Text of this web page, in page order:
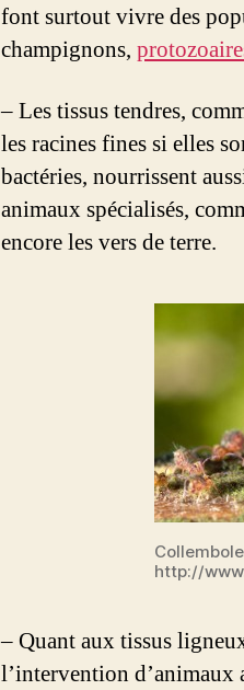
font surtout vivre des
champignons,
– Les tissus tendres,
les racines fines si elles
bactéries, nourrissent
animaux spécialisés,
encore les vers de terre.
http://
– Quant aux tissus
l’intervention d’animaux